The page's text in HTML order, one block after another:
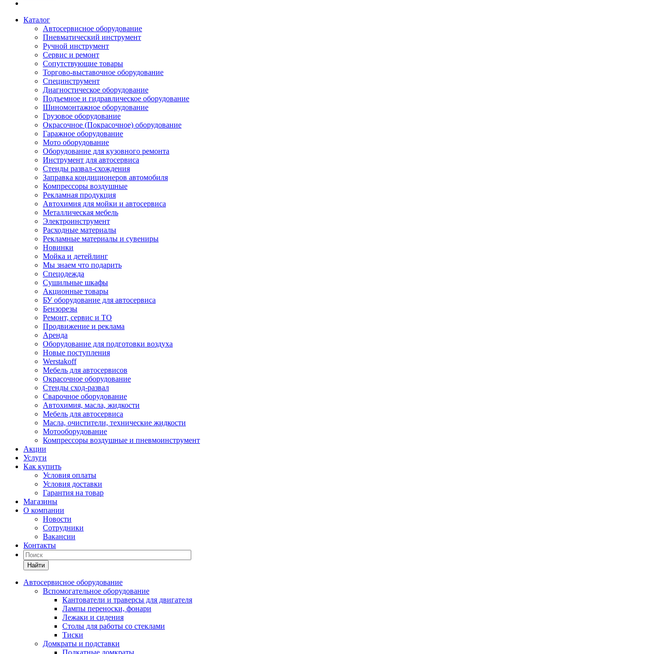
Каталог
Автосервисное оборудование
Пневматический инструмент
Ручной инструмент
Сервис и ремонт
Сопутствующие товары
Торгово-выставочное оборудование
Специнструмент
Диагностическое оборудование
Подъемное и гидравлическое оборудование
Шиномонтажное оборудование
Грузовое оборудование
Окрасочное (Покрасочное) оборудование
Гаражное оборудование
Мото оборудование
Оборудование для кузовного ремонта
Инструмент для автосервиса
Стенды развал-схождения
Заправка кондиционеров автомобиля
Компрессоры воздушные
Рекламная продукция
Автохимия для мойки и автосервиса
Металлическая мебель
Электроинструмент
Расходные материалы
Рекламные материалы и сувениры
Новинки
Мойка и детейлинг
Мы знаем что подарить
Спецодежда
Сушильные шкафы
Акционные товары
БУ оборудование для автосервиса
Бензорезы
Ремонт, сервис и ТО
Продвижение и реклама
Аренда
Оборудование для подготовки воздуха
Новые поступления
Werstakoff
Мебель для автосервисов
Окрасочное оборудование
Стенды сход-развал
Сварочное оборудование
Автохимия, масла, жидкости
Мебель для автосервиса
Масла, очистители, технические жидкости
Мотооборудование
Компрессоры воздушные и пневмоинструмент
Акции
Услуги
Как купить
Условия оплаты
Условия доставки
Гарантия на товар
Магазины
О компании
Новости
Сотрудники
Вакансии
Контакты
Найти
Автосервисное оборудование
Вспомогательное оборудование
Кантователи и траверсы для двигателя
Лампы переноски, фонари
Лежаки и сидения
Столы для работы со стеклами
Тиски
Домкраты и подставки
Подкатные домкраты